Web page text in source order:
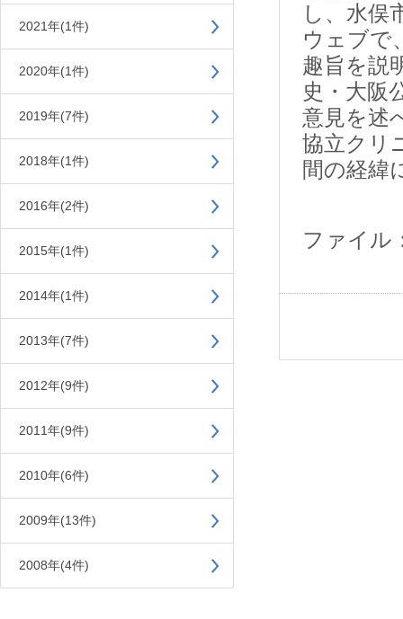
2021年(1件)
2020年(1件)
2019年(7件)
2018年(1件)
2016年(2件)
2015年(1件)
2014年(1件)
2013年(7件)
2012年(9件)
2011年(9件)
2010年(6件)
2009年(13件)
2008年(4件)
し、水俣
ウェブで
趣旨を説
史・大阪
意見を述
協立クリ
間の経緯
ファイル